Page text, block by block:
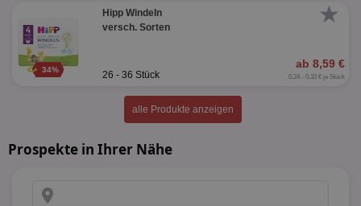
★
34%
Hipp Windeln
versch. Sorten
ab 8,59 €
26 - 36 Stück 0,24 - 0,33 € je Stück
alle Produkte anzeigen
Prospekte in Ihrer Nähe